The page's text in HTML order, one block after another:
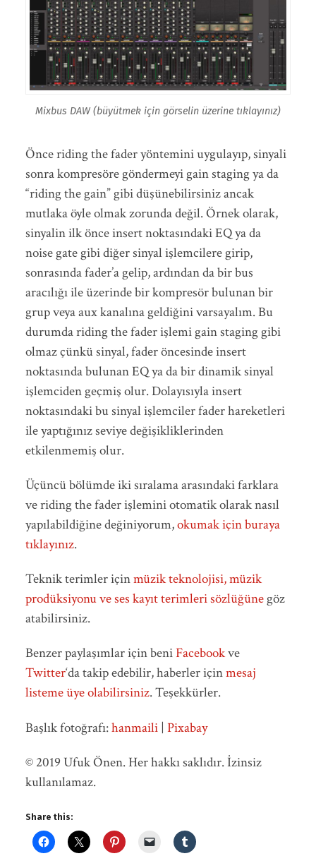
Mixbus DAW (büyütmek için görselin üzerine tıklayınız)
Önce riding the fader yöntemini uygulayıp, sinyali
sonra kompresöre göndermeyi gain staging ya da
“riding the gain” gibi düşünebilirsiniz ancak
mutlaka öyle olmak zorunda değil. Örnek olarak,
sinyalin ilk önce insert noktasındaki EQ ya da
noise gate gibi diğer sinyal işlemcilere girip,
sonrasında fader’a gelip, ardından da bir bus
aracılığı ile üzerinde bir kompresör bulunan bir
grup veya aux kanalına geldiğini varsayalım. Bu
durumda riding the fader işlemi gain staging gibi
olmaz çünkü sinyal, fader öncesinde insert
noktasında bulunan EQ ya da bir dinamik sinyal
işlemciden geçmiş olur. Dolayısıyla insert
noktasındaki bu sinyal işlemciler fader hareketleri
ile yaptığınız seviye değişikliklerinden
etkilenmemiş olur.
Üçüncü bölümde iki sıralama arasındaki farklara
ve riding the fader işlemini otomatik olarak nasıl
yapılabildiğine değiniyorum,okumak için buraya
tıklayınız.
Teknik terimler içinmüzik teknolojisi, müzik
prodüksiyonu ve ses kayıt terimleri sözlüğünegöz
atabilirsiniz.
Benzer paylaşımlar için beni Facebookve
Twitter‘da takip edebilir, haberler içinmesaj
listeme üye olabilirsiniz. Teşekkürler.
Başlık fotoğrafı:hanmaili| Pixabay
© 2019 Ufuk Önen. Her hakkı saklıdır. İzinsiz
kullanılamaz.
Share this: